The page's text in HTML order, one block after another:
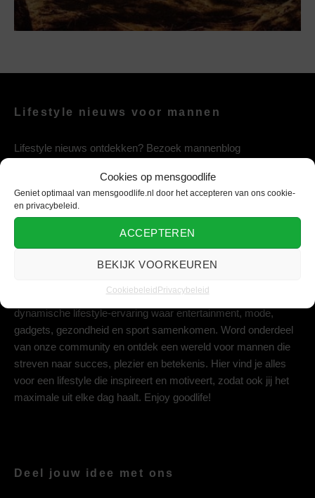
Cookies op mensgoodlife
Geniet optimaal van mensgoodlife.nl door het accepteren van ons cookie-
en privacybeleid.
ACCEPTEREN
BEKIJK VOORKEUREN
Cookiebeleid Privacybeleid
Lifestyle nieuws voor mannen
Lifestyle nieuws ontdekken? Bezoek mannenblog
entertainment, mode, gezondheid, gadgets en sport.
Lifestyle platform voor de moderne man
voor dagelijkse inspiratie. Laat je meeslepen in een
dynamische lifestyle-ervaring waar entertainment, mode,
gadgets, gezondheid en sport samenkomen. Word onderdeel
van onze community en ontdek een wereld voor mannen die
streven naar succes, plezier en betekenis. Hier vind je alles
voor een lifestyle die inspireert en motiveert, zodat ook jij het
maximale uit elke dag haalt. Enjoy goodlife!
Deel jouw idee met ons